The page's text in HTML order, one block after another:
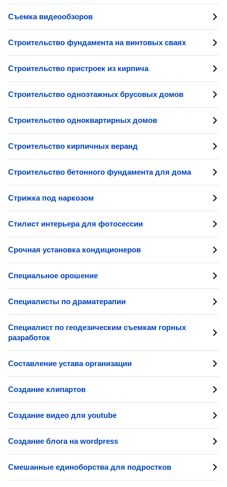
Съемка видеообзоров
Строительство фундамента на винтовых сваях
Строительство пристроек из кирпича
Строительство одноэтажных брусовых домов
Строительство одноквартирных домов
Строительство кирпичных веранд
Строительство бетонного фундамента для дома
Стрижка под наркозом
Стилист интерьера для фотосессии
Срочная установка кондиционеров
Специальное орошение
Специалисты по драматерапии
Специалист по геодезическим съемкам горных
разработок
Составление устава организации
Создание клипартов
Создание видео для youtube
Создание блога на wordpress
Смешанные единоборства для подростков